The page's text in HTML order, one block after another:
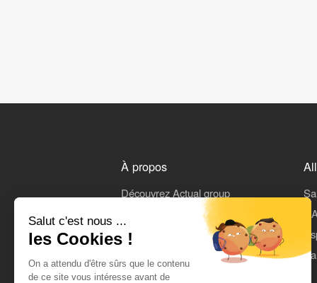
Salut c'est nous ...
les Cookies !
On a attendu d'être sûrs que le contenu
de ce site vous intéresse avant de
À propos
Découvrez Actual group
On parle de nous
CGU